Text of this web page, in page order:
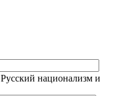
Русский национализм и